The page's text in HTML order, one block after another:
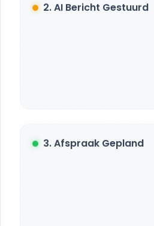
2. AI Bericht Gestuurd
3. Afspraak Gepland